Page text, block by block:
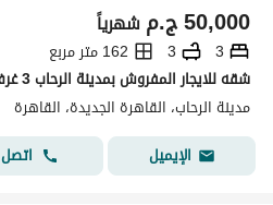
ج.م50,000 شهرياً
3
3
162 متر مربع
مدينة الرحاب، القاهرة الجديدة، القاهرة
الإيميل
اتصل